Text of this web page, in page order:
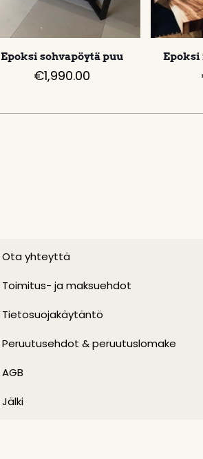
Epoksi sohvapöytä puu
€1,990.00
Epoksi
Ota yhteyttä
Toimitus- ja maksuehdot
Tietosuojakäytäntö
Peruutusehdot & peruutuslomake
AGB
Jälki